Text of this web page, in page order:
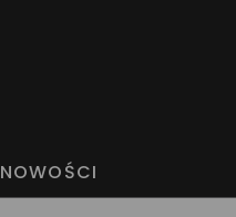
NOWOŚCI